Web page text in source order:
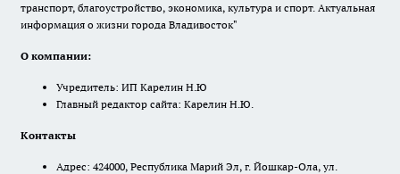
транспорт, благоустройство, экономика, культура и спорт. Актуальная
информация о жизни города Владивосток"
О компании:
Учредитель: ИП Карелин Н.Ю
Главный редактор сайта: Карелин Н.Ю.
Контакты
Адрес: 424000, Республика Марий Эл, г. Йошкар-Ола, ул.